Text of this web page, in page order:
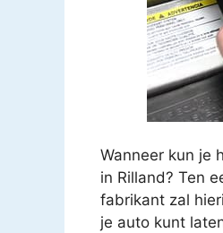
Wanneer kun je
in Rilland? Ten
fabrikant zal
je auto kunt